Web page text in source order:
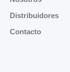
Distribuidores
Contacto